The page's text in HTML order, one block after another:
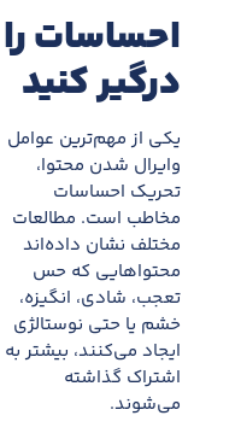
احساسات را
درگیر کنید
یکی از مهم‌ترین عوامل
وایرال شدن محتوا،
تحریک احساسات
مخاطب است. مطالعات
مختلف نشان داده‌اند
محتواهایی که حس
تعجب، شادی، انگیزه،
خشم یا حتی نوستالژی
ایجاد می‌کنند، بیشتر به
اشتراک گذاشته
می‌شوند.